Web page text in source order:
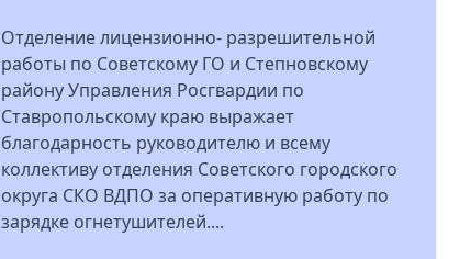
Отделение лицензионно- разрешительной
работы по Советскому ГО и Степновскому
району Управления Росгвардии по
Ставропольскому краю выражает
благодарность руководителю и всему
коллективу отделения Советского городского
округа СКО ВДПО за оперативную работу по
зарядке огнетушителей....